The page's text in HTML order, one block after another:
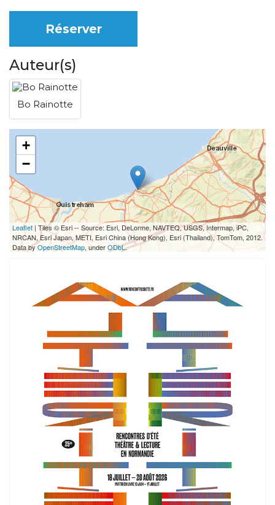
Réserver
Auteur(s)
Bo Rainotte
+
−
Leaflet | Tiles © Esri -- Source: Esri, DeLorme, NAVTEQ, USGS, Intermap, iPC,
NRCAN, Esri Japan, METI, Esri China (Hong Kong), Esri (Thailand), TomTom, 2012.
Data byOpenStreetMap, underODbL.